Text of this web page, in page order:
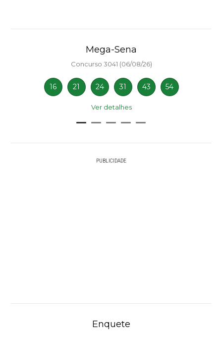
Mega-Sena
Concurso 3041 (06/08/26)
16 21 24 31 43 54
Ver detalhes
PUBLICIDADE
Enquete